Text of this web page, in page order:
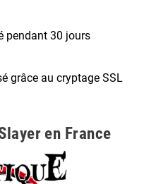
pendant 30 jours
grâce au cryptage SSL
en France